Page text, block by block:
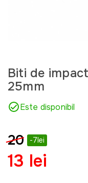
Biti de
25mm
Este disponibil
20 -7lei
13 lei